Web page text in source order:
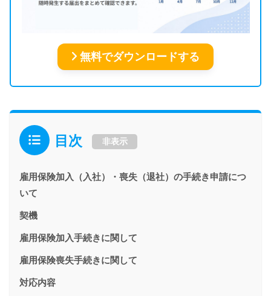
無料でダウンロードする
目次 非表示
雇用保険加入（入社）・喪失（退社）の手続き申請につ
いて
契機
雇用保険加入手続きに関して
雇用保険喪失手続きに関して
対応内容